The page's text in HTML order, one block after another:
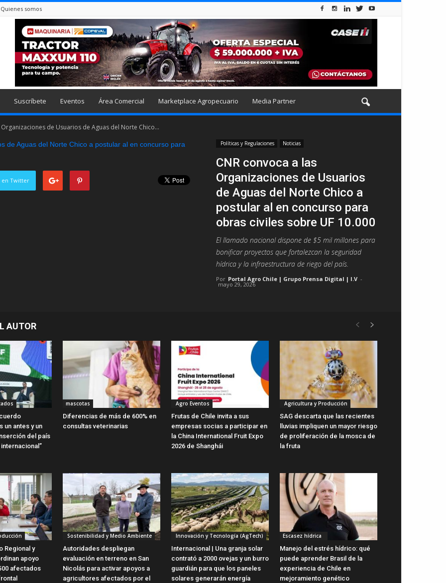
Quienes somos
Suscríbete Eventos Área Comercial Marketplace Agropecuario Media Partner
Organizaciones de Usuarios de Aguas del Norte Chico...
Políticas y Regulaciones Noticias
CNR convoca a las
Organizaciones de Usuarios
de Aguas del Norte Chico a
postular al en concurso para
obras civiles sobre UF 10.000
El llamado nacional dispone de $5 mil millones para
bonificar proyectos que fortalezcan la seguridad
hídrica y la infraestructura de riego del país.
Por Portal Agro Chile | Grupo Prensa Digital | I.V -
mayo 29, 2026
Twitter
AUTOR
un antes y un
del país
mascotas
Diferencias de más de 600% en
consultas veterinarias
Agro Eventos
Frutas de Chile invita a sus
empresas socias a participar en
la China International Fruit Expo
2026 de Shanghái
Agricultura y Producción
SAG descarta que las recientes
lluvias impliquen un mayor riesgo
de proliferación de la mosca de
la fruta
Regional y
apoyo
afectados
Sostenibilidad y Medio Ambiente
Autoridades despliegan
evaluación en terreno en San
Nicolás para activar apoyos a
agricultores afectados por el
Innovación y Tecnología (AgTech)
Internacional | Una granja solar
contrató a 2000 ovejas y un burro
guardián para que los paneles
solares generarán energía
Escasez hídrica
Manejo del estrés hídrico: qué
puede aprender Brasil de la
experiencia de Chile en
mejoramiento genético